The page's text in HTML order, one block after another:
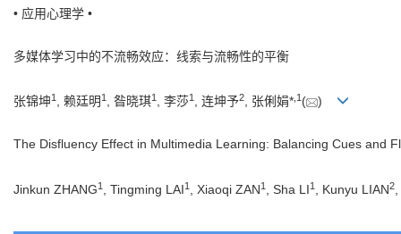
• 应用心理学 •
多媒体学习中的不流畅效应：线索与流畅性的平衡
张锦坤1 , 赖廷明 1 , 昝晓琪1 , 李莎1 , 连坤予2, 张俐娟* 1 ( )
The Disfluency Effect in Multimedia Learning: Balancing Cues and
Jinkun ZHANG1 , Tingming LAI1 , Xiaoqi ZAN1 , Sha LI1 , Kunyu LIAN2